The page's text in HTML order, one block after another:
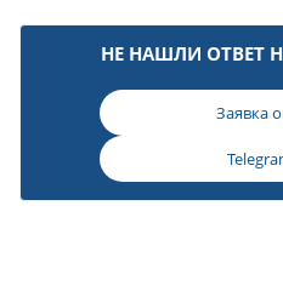
НЕ НАШЛИ ОТВЕТ
Заявка